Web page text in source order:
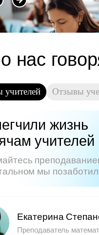
Показать все отзывы
задаваемые